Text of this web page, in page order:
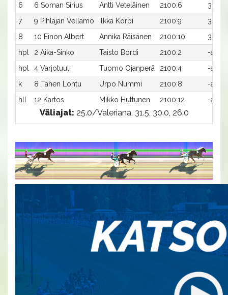
6
6 Soman Sirius Antti Veteläinen 2100:6
31,9a
7
9 Pihlajan Vellamo Ilkka Korpi 2100:9
34,7a
8
10 Einon Albert Annika Räisänen 2100:10
35,3a
hpl
2 Aika-Sinko Taisto Bordi 2100:2
-a
hpl
4 Varjotuuli Tuomo Ojanperä 2100:4
-a
k
8 Tähen Lohtu Urpo Nummi 2100:8
-a
hll
12 Kartos Mikko Huttunen 2100:12 -a
Väliajat: 25.0/Valeriana, 31.5, 30.0, 26.0